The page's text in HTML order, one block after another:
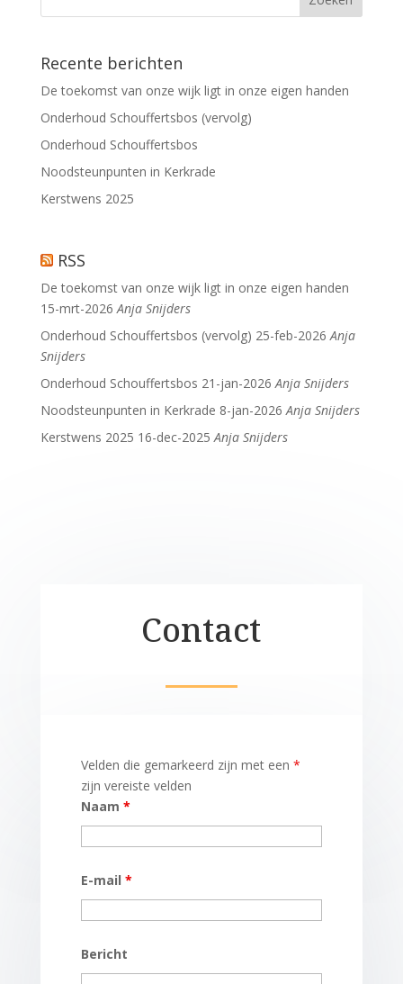
Recente berichten
De toekomst van onze wijk ligt in onze eigen handen
Onderhoud Schouffertsbos (vervolg)
Onderhoud Schouffertsbos
Noodsteunpunten in Kerkrade
Kerstwens 2025
RSS
De toekomst van onze wijk ligt in onze eigen handen
15-mrt-2026 Anja Snijders
Onderhoud Schouffertsbos (vervolg) 25-feb-2026 Anja
Snijders
Onderhoud Schouffertsbos 21-jan-2026 Anja Snijders
Noodsteunpunten in Kerkrade 8-jan-2026 Anja Snijders
Kerstwens 2025 16-dec-2025 Anja Snijders
Contact
Velden die gemarkeerd zijn met een *
zijn vereiste velden
Naam *
E-mail *
Bericht